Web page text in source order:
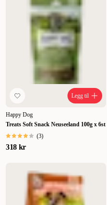
Legg til
Happy Dog
Treats Soft Snack Neuseeland 100g x 6st
(3)
318 kr